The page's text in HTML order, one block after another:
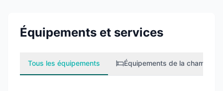
Équipements et services
Tous les équipements Équipements de la chambre